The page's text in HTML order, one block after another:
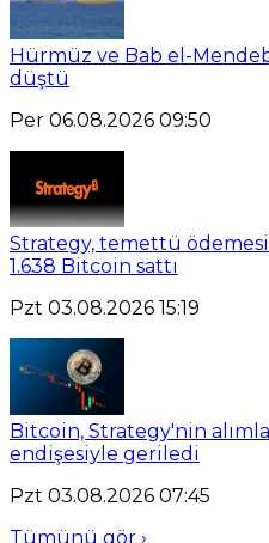
Hürmüz ve Bab el-
düştü
Per 06.08.2026 09:50
Strategy, temettü ödemesi
1.638 Bitcoin sattı
Pzt 03.08.2026 15:19
Bitcoin, Strategy'nin
endişesiyle geriledi
Pzt 03.08.2026 07:45
Tümünü gör ›